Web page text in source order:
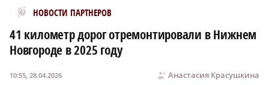
НОВОСТИ ПАРТНЕРОВ
Новости МирТесен
41 километр дорог отремонтировали в Нижнем
Новгороде в 2025 году
Анастасия Красушкина
10:55, 28.04.2026